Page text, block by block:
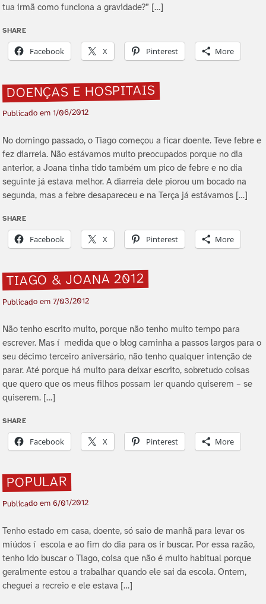
tua irmã como funciona a gravidade?” […]
SHARE
Facebook X Pinterest More
DOENÇAS E HOSPITAIS
Publicado em1/06/2012
No domingo passado, o Tiago começou a ficar doente. Teve febre e
fez diarreia. Não estávamos muito preocupados porque no dia
anterior, a Joana tinha tido também um pico de febre e no dia
seguinte já estava melhor. A diarreia dele piorou um bocado na
segunda, mas a febre desapareceu e na Terça já estávamos […]
SHARE
Facebook X Pinterest More
TIAGO & JOANA 2012
Publicado em7/03/2012
Não tenho escrito muito, porque não tenho muito tempo para
escrever. Mas í medida que o blog caminha a passos largos para o
seu décimo terceiro aniversário, não tenho qualquer intenção de
parar. Até porque há muito para deixar escrito, sobretudo coisas
que quero que os meus filhos possam ler quando quiserem – se
quiserem. […]
SHARE
Facebook X Pinterest More
POPULAR
Publicado em6/01/2012
Tenho estado em casa, doente, só saio de manhã para levar os
miúdos í escola e ao fim do dia para os ir buscar. Por essa razão,
tenho ido buscar o Tiago, coisa que não é muito habitual porque
geralmente estou a trabalhar quando ele sai da escola. Ontem,
cheguei a recreio e ele estava […]